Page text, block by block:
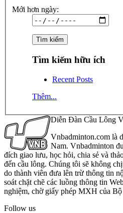
Mới hơn ngày:
Tìm kiếm hữu ích
Recent Posts
Thêm...
Diễn Đàn Cầu Lông
Vnbadminton.com là
Nam. Vnbadminton
đích giao lưu, học hỏi, chia sẻ và
đến cầu lông. Chúng tôi sẽ không
do thành viên đưa lên trừ thông tin
soát chặt chẽ các luồng thông tin
nghiệm, chờ giấy phép MXH của
Follow us